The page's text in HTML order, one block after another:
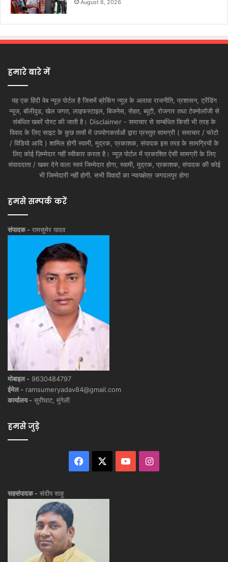
August 6, 2026
हमारे बारे में
यह एक हिंदी वेब न्यूज़ पोर्टल है जिसमें ब्रेकिंग न्यूज़ के अलावा राजनीति, प्रशासन, ट्रेंडिंग
न्यूज, बॉलीवुड, खेल जगत, लाइफस्टाइल, बिजनेस, सेहत, ब्यूटी, रोजगार तथा टेक्नोलॉजी से
संबंधित खबरें पोस्ट की जाती है। Disclaimer - समाचार से सम्बंधित किसी भी तरह के
विवाद के लिए साइट के कुछ तत्वों में उपयोगकर्ताओं द्वारा प्रस्तुत सामग्री ( समाचार / फोटो
/ विडियो आदि ) शामिल होगी स्वामी, मुद्रक, प्रकाशक, संपादक इस तरह के सामग्रियों के
लिए कोई ज़िम्मेदार नहीं स्वीकार करता है। न्यूज़ पोर्टल में प्रकाशित ऐसी सामग्री के लिए
संवाददाता / खबर देने वाला स्वयं जिम्मेदार होगा, स्वामी, मुद्रक, प्रकाशक, संपादक की कोई
भी जिम्मेदारी नहीं होगी. सभी विवादों का न्यायक्षेत्र जगदलपुर होगा
हमसे सम्पर्क करें
संपादक - रामसुमेर यादव
मोबाइल - 9630484797
ईमेल - ramsumeryadav84@gmail.com
कार्यालय - सुरीघाट, मुंगेली
हमसे जुड़े
Facebook YouTubeInstagram
सहसंपादक - संदीप साहू